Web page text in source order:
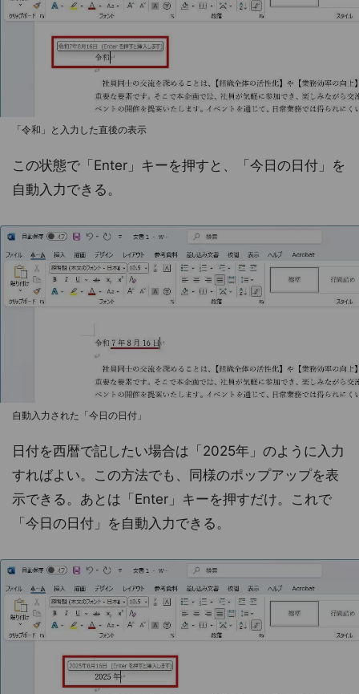
「令和」と入力した直後の表示
この状態で「Enter」キーを押すと、「今日の日付」を
自動入力できる。
自動入力された「今日の日付」
日付を西暦で記したい場合は「2025年」のように入力
すればよい。この方法でも、同様のポップアップを表
示できる。あとは「Enter」キーを押すだけ。これで
「今日の日付」を自動入力できる。